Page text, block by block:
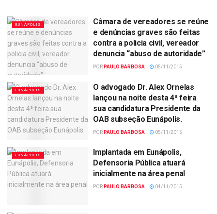
EUNÁPOLIS
Câmara de vereadores se reúne
e denúncias graves são feitas
contra a policia civil, vereador
denuncia “abuso de autoridade”
POR PAULO BARBOSA 05/11/2015
EUNÁPOLIS
O advogado Dr. Alex Ornelas
lançou na noite desta 4ª feira
sua candidatura Presidente da
OAB subseção Eunápolis.
POR PAULO BARBOSA 05/11/2015
EUNÁPOLIS
Implantada em Eunápolis,
Defensoria Pública atuará
inicialmente na área penal
POR PAULO BARBOSA 04/11/2015